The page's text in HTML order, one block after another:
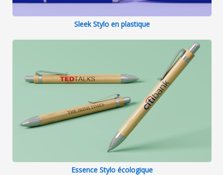
Sleek Stylo en plastique
Essence Stylo écologique